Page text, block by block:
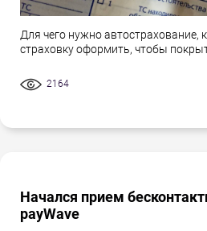
Для чего нужно автострахование,
страховку оформить, чтобы
2164
Начался прием
payWave